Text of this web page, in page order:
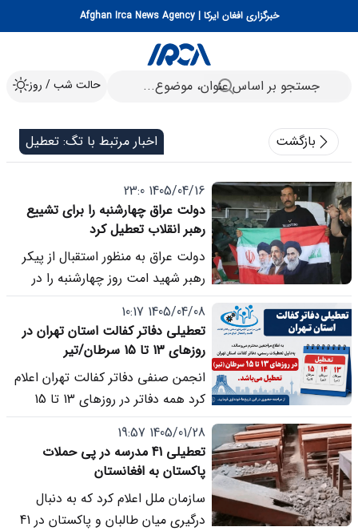
خبرگزاری افغان ایرکا | Afghan Irca News Agency
حالت شب / روز
بازگشت اخبار مرتبط با تگ: تعطیل
1405/04/16 23:0
دولت عراق چهارشنبه را برای تشییع
رهبر انقلاب تعطیل کرد
دولت عراق به منظور استقبال از پیکر
رهبر شهید امت روز چهارشنبه را در
سراسر این کشور تعطیل رسمی اعلام
کرد.
1405/04/08 10:17
تعطیلی دفاتر کفالت استان تهران در
روزهای 13 تا 15 سرطان/تیر
انجمن صنفی دفاتر کفالت تهران اعلام
کرد همه دفاتر در روزهای 13 تا 15
سرطان (تیر) تعطیل اند. نوبت های
این روزها به 16، 17 و 18 تیر منتقل
شده و در صورت نیاز، زمان جدید
تلفنی اطلاع رسانی می شود.
1405/01/28 19:57
تعطیلی 41 مدرسه در پی حملات
پاکستان به افغانستان
سازمان ملل اعلام کرد که به دنبال
درگیری میان طالبان و پاکستان در 41